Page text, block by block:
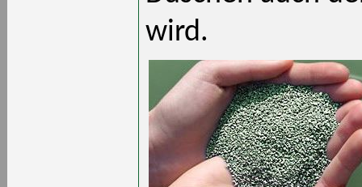
wird.